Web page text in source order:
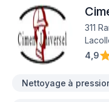
311
4,9
Nettoyage à